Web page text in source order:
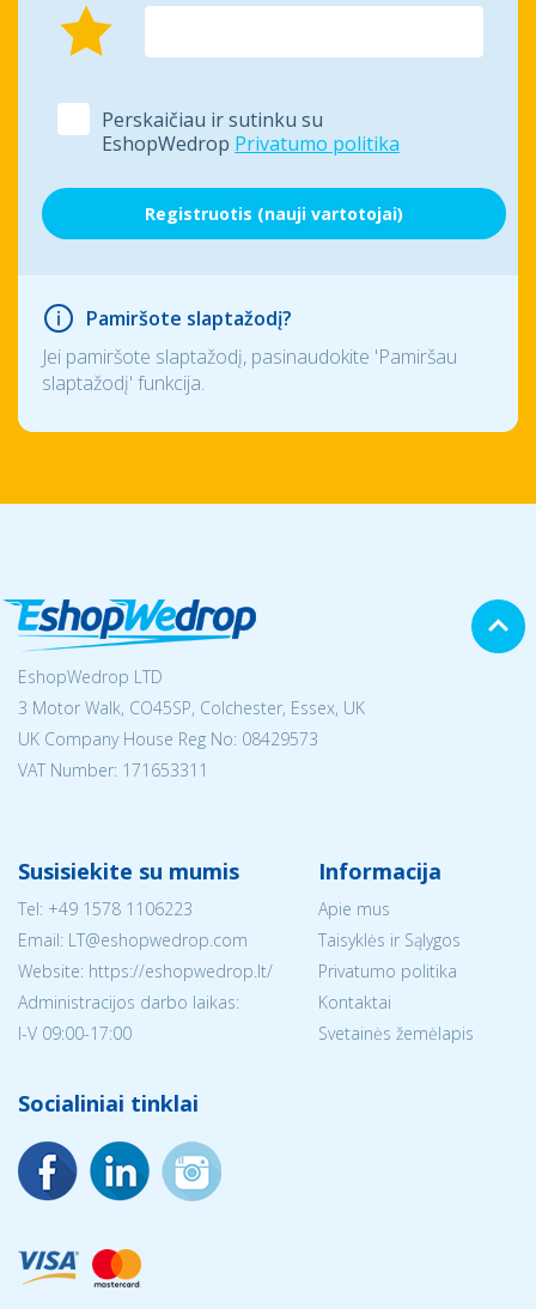
Perskaičiau ir sutinku su
EshopWedrop Privatumo politika
Pamiršote slaptažodį?
Jei pamiršote slaptažodį, pasinaudokite 'Pamiršau
slaptažodį' funkcija.
EshopWedrop LTD
3 Motor Walk, CO45SP, Colchester, Essex, UK
UK Company House Reg No: 08429573
VAT Number: 171653311
Susisiekite su mumis
Tel: +49 1578 1106223
Email: LT@eshopwedrop.com
Website: https://eshopwedrop.lt/
Administracijos darbo laikas:
I-V 09:00-17:00
Informacija
Apie mus
Taisyklės ir Sąlygos
Privatumo politika
Kontaktai
Svetainės žemėlapis
Socialiniai tinklai